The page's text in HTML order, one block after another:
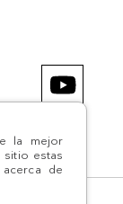
la mejor
sitio estas
de